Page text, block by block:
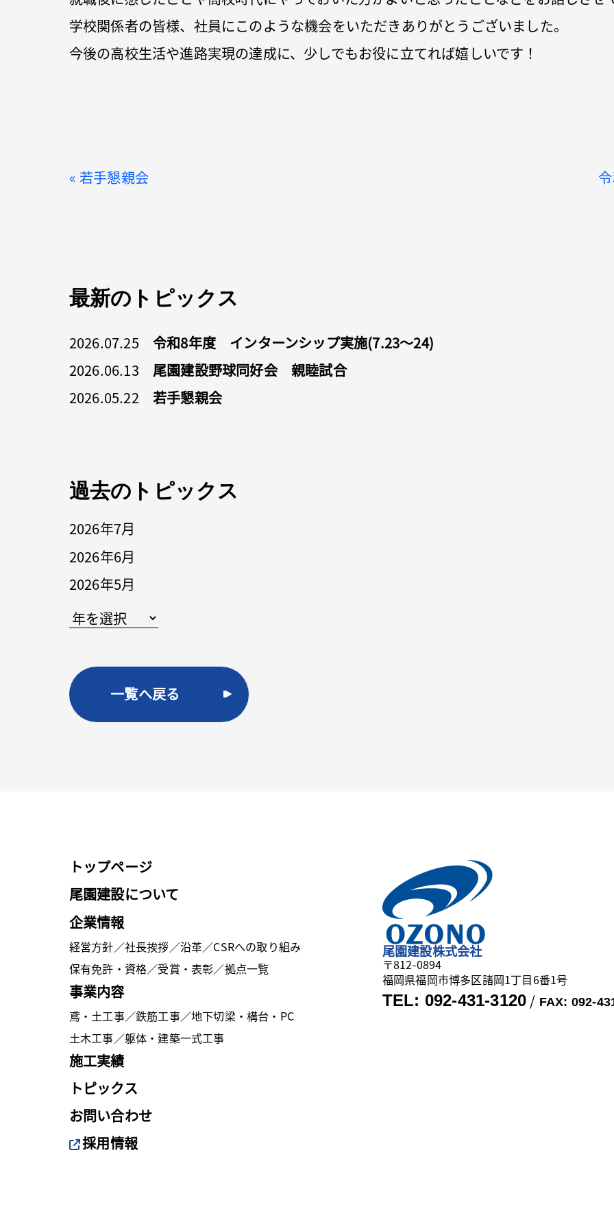
学校関係者の皆様、社員にこのような機会をいただきありがとうございました。
今後の高校生活や進路実現の達成に、少しでもお役に立てれば嬉しいです！
« 若手懇親会
最新のトピックス
2026.07.25
令和8年度 インターンシップ実施(7.23～24)
2026.06.13
尾園建設野球同好会 親睦試合
2026.05.22
若手懇親会
過去のトピックス
2026年7月
2026年6月
2026年5月
一覧へ戻る
トップページ
尾園建設について
企業情報
経営方針／社長挨拶／沿革／CSRへの取り組み
保有免許・資格／受賞・表彰／拠点一覧
事業内容
鳶・土工事／鉄筋工事／地下切梁・構台・PC
土木工事／躯体・建築一式工事
施工実績
トピックス
お問い合わせ
採用情報
尾園建設株式会社
〒812-0894
福岡県福岡市博多区諸岡1丁目6番1号
TEL: 092-431-3120 / FAX: 092-